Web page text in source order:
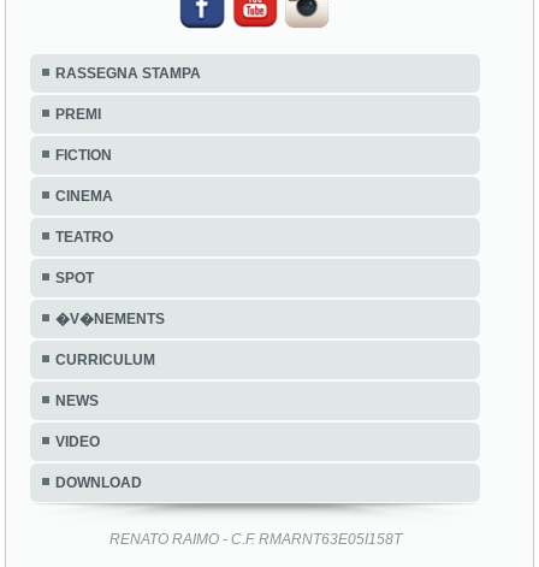
RASSEGNA STAMPA
PREMI
FICTION
CINEMA
TEATRO
SPOT
�V�NEMENTS
CURRICULUM
NEWS
VIDEO
DOWNLOAD
RENATO RAIMO - C.F. RMARNT63E05I158T